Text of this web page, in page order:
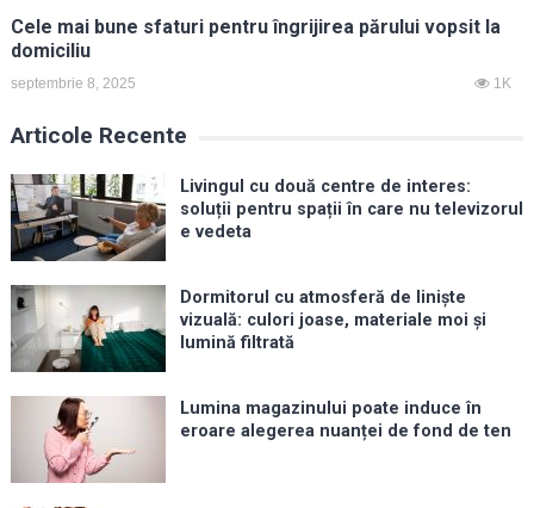
Cele mai bune sfaturi pentru îngrijirea părului vopsit la
domiciliu
septembrie 8, 2025 1K
Articole Recente
Livingul cu două centre de interes:
soluții pentru spații în care nu televizorul
e vedeta
Dormitorul cu atmosferă de liniște
vizuală: culori joase, materiale moi și
lumină filtrată
Lumina magazinului poate induce în
eroare alegerea nuanței de fond de ten